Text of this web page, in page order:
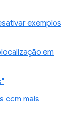
exemplos
em
com mais